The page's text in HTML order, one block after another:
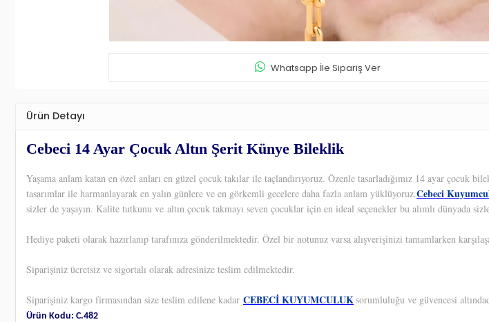
Whatsapp İle Sipariş Ver
Ürün Detayı
Cebeci 14 Ayar Çocuk Altın Şerit Künye Bileklik
Yaşama anlam katan en özel anları en güzel çocuk takılar ile taçlandırıyoruz. Özenle tasarladığımız 14 ayar
tasarımlar ile harmanlayarak en yalın günlere ve en görkemli gecelere daha fazla anlam yüklüyoruz.Cebeci
sizler de yaşayın. Kalite tutkunu ve altın çocuk takmayı seven çocuklar için en ideal seçenekler bu alımlı dünyada
Hediye paketi olarak hazırlanıp tarafınıza gönderilmektedir. Özel bir notunuz varsa alışverişinizi tamamlarken
Siparişiniz ücretsiz ve sigortalı olarak adresinize teslim edilmektedir.
Siparişiniz kargo firmasından size teslim edilene kadar CEBECİ KUYUMCULUKsorumluluğu ve güvencesi
Ürün Kodu: C.482